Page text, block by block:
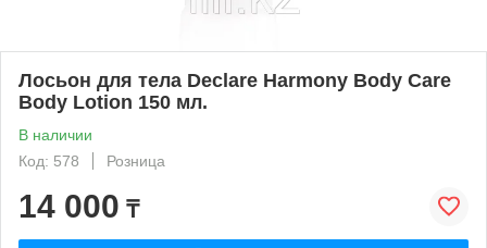
Лосьон для тела Declare Harmony Body Care
Body Lotion 150 мл.
В наличии
Код: 578
Розница
14 000 ₸